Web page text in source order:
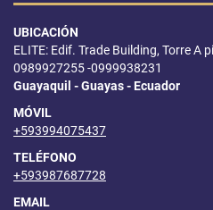
UBICACIÓN
ELITE: Edif. Trade Building, Torre A
0989927255 -0999938231
Guayaquil - Guayas - Ecuador
MÓVIL
+593994075437
TELÉFONO
+593987687728
EMAIL